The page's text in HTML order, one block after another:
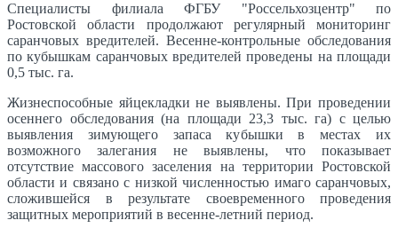
Специалисты филиала ФГБУ "Россельхозцентр" по
Ростовской области продолжают регулярный мониторинг
саранчовых вредителей. Весенне-контрольные обследования
по кубышкам саранчовых вредителей проведены на площади
0,5 тыс. га.
Жизнеспособные яйцекладки не выявлены. При проведении
осеннего обследования (на площади 23,3 тыс. га) с целью
выявления зимующего запаса кубышки в местах их
возможного залегания не выявлены, что показывает
отсутствие массового заселения на территории Ростовской
области и связано с низкой численностью имаго саранчовых,
сложившейся в результате своевременного проведения
защитных мероприятий в весенне-летний период.